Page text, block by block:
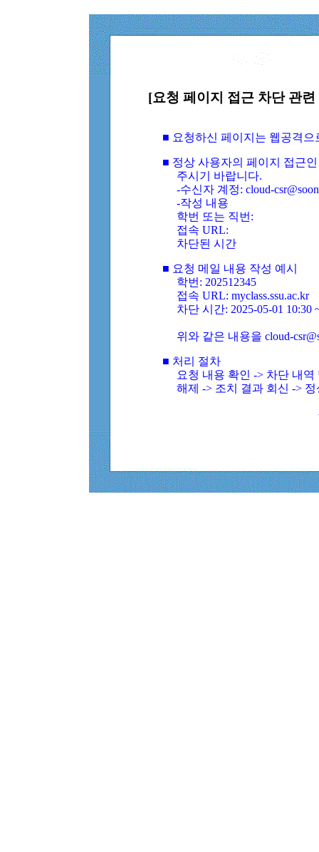
[요청 페이지 접근 차단 관
■ 요청하신 페이지는 웹공격
■ 정상 사용자의 페이지 접근
주시기 바랍니다.
-수신자 계정: cloud-
-작성 내용
학번 또는 직번:
접속 URL:
차단된 시간
■ 요청 메일 내용 작성 예시
학번: 202512345
접속 URL: myclass.ssu.ac.kr
차단 시간: 2025-05-01 10:30
위와 같은 내용을 cloud-
■ 처리 절차
요청 내용 확인 -> 차단 내
해제 -> 조치 결과 회신 ->